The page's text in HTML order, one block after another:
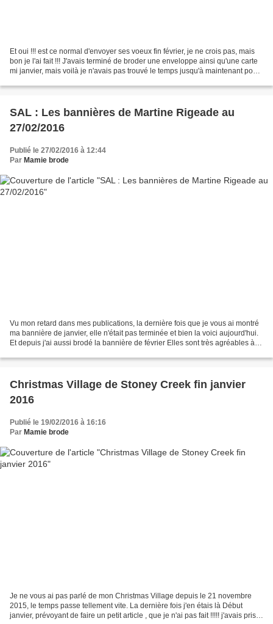
Et oui !!! est ce normal d'envoyer ses voeux fin février, je ne crois pas, mais
bon je l'ai fait !!! J'avais terminé de broder une enveloppe ainsi qu'une carte
mi janvier, mais voilà je n'avais pas trouvé le temps jusqu'à maintenant pour
SAL : Les bannières de Martine Rigeade au
27/02/2016
Publié le 27/02/2016 à 12:44
Par Mamie brode
Vu mon retard dans mes publications, la dernière fois que je vous ai montré
ma bannière de janvier, elle n'était pas terminée et bien la voici aujourd'hui.
Et depuis j'ai aussi brodé la bannière de février Elles sont très agréables à
Christmas Village de Stoney Creek fin janvier
2016
Publié le 19/02/2016 à 16:16
Par Mamie brode
Je ne vous ai pas parlé de mon Christmas Village depuis le 21 novembre
2015, le temps passe tellement vite. La dernière fois j'en étais là Début
janvier, prévoyant de faire un petit article , que je n'ai pas fait !!!!! j'avais pris